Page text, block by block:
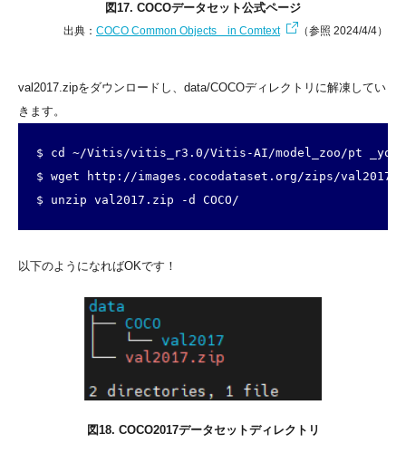
図17. COCOデータセット公式ページ
出典： COCO Common Objects in Comtext （参照 2024/4/4）
val2017.zipをダウンロードし、data/COCOディレクトリに解凍してい
きます。
$ cd ~/Vitis/vitis_r3.0/Vitis-AI/model_zoo/pt _yolox-
$ wget http://images.cocodataset.org/zips/
$ unzip val2017.zip -d COCO/
以下のようになればOKです！
図18. COCO2017データセットディレクトリ